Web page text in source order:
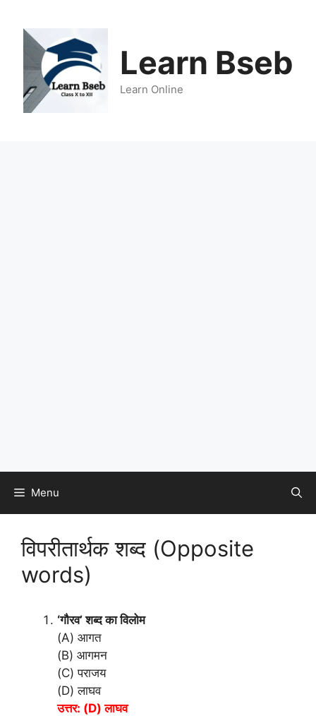
Learn Bseb
Learn Online
Menu
विपरीतार्थक शब्द (Opposite
words)
‘गौरव’ शब्द का विलोम
(A) आगत
(B) आगमन
(C) पराजय
(D) लाघव
उत्तर: (D) लाघव